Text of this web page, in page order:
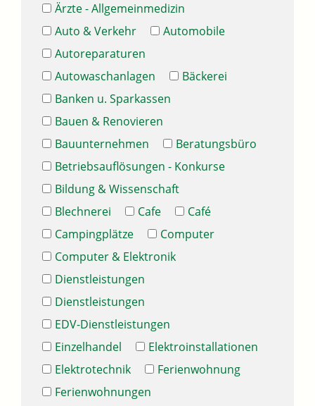
Ärzte - Allgemeinmedizin
Auto & Verkehr
Automobile
Autoreparaturen
Autowaschanlagen
Bäckerei
Banken u. Sparkassen
Bauen & Renovieren
Bauunternehmen
Beratungsbüro
Betriebsauflösungen - Konkurse
Bildung & Wissenschaft
Blechnerei
Cafe
Café
Campingplätze
Computer
Computer & Elektronik
Dienstleistungen
Dienstleistungen
EDV-Dienstleistungen
Einzelhandel
Elektroinstallationen
Elektrotechnik
Ferienwohnung
Ferienwohnungen